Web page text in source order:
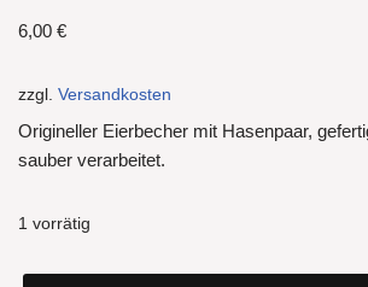
6,00 €
zzgl. Versandkosten
Origineller Eierbecher mit Hasenpaar,
sauber verarbeitet.
1 vorrätig